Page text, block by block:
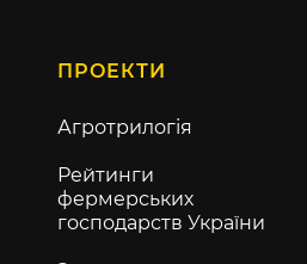
ПРОЕКТИ
Агротрилогія
Рейтинги
фермерських
господарств України